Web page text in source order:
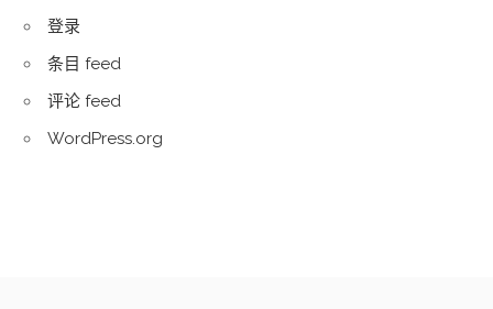
登录
条目 feed
评论 feed
WordPress.org